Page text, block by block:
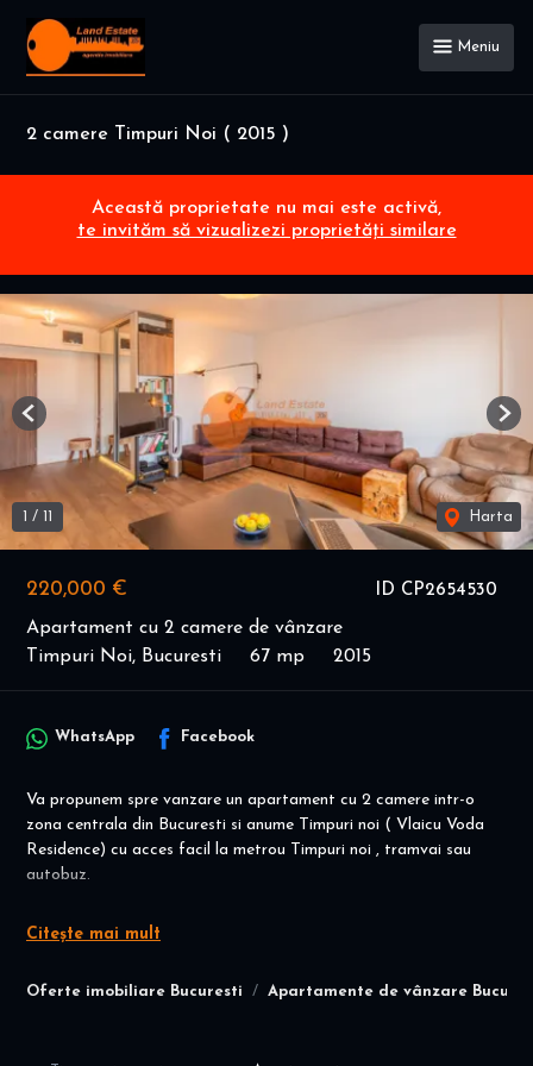
Meniu
2 camere Timpuri Noi ( 2015 )
Această proprietate nu mai este activă,
te invităm să vizualizezi proprietăți similare
ID CP2654530
220,000 €
Apartament cu 2 camere de vânzare
Timpuri Noi, Bucuresti
67 mp 2015
/ Harta
Previous
Oferte imobiliare Bucuresti Apartamente de vânzare
WhatsApp Facebook
Va propunem spre vanzare un apartament cu 2 camere intr-o
zona centrala din Bucuresti si anume Timpuri noi ( Vlaicu Voda
Residence) cu acces facil la metrou Timpuri noi , tramvai sau
autobuz.
-se vinde mombilat si utilat cum este prezentat.
-intr un complex dat in folosinta in 2015
Citește mai mult